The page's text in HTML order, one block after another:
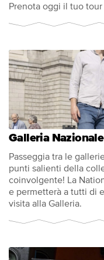
Prenota oggi il tuo tour
Galleria
Passeggia tra le
punti salienti della
coinvolgente! La
e permetterà a tutti di
visita alla Galleria.